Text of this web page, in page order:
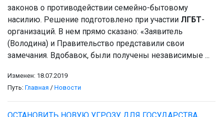
законов о противодействии семейно-бытовому
насилию. Решение подготовлено при участии ЛГБТ-
организаций. В нем прямо сказано: «Заявитель
(Володина) и Правительство представили свои
замечания. Вдобавок, были получены независимые ...
Изменен: 18.07.2019
Путь: Главная / Новости